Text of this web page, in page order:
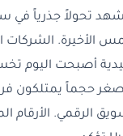
تحولاً جذرياً في
الأخيرة. الشركات
أصبحت اليوم
حجماً يمتلكون
الرقمي. الأرقام